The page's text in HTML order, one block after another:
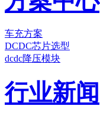
车充方案
DCDC芯片选型
dcdc降压模块
行业新闻